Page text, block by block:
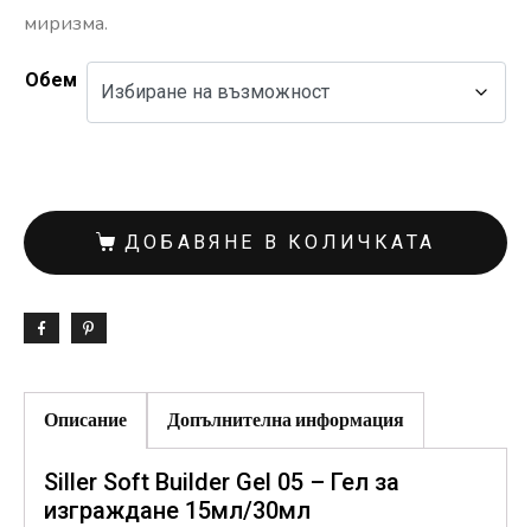
миризма.
Обем
ДОБАВЯНЕ В КОЛИЧКАТА
Описание Допълнителна информация
Siller Soft Builder Gel 05 – Гел за
изграждане 15мл/30мл